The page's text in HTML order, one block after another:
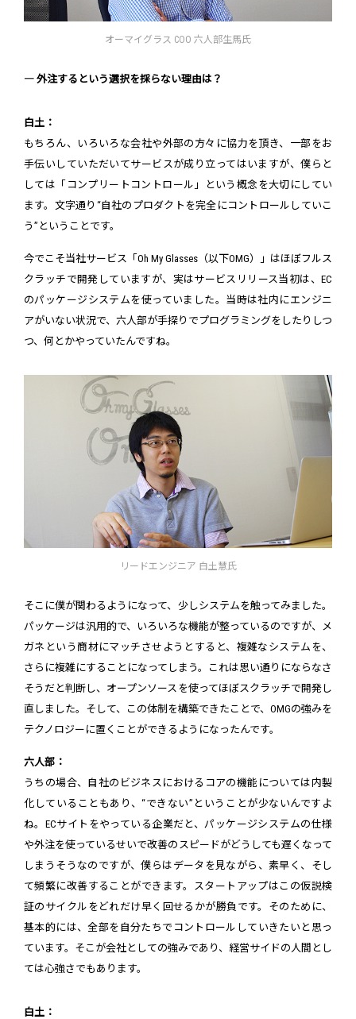
オーマイグラス COO 六人部生馬氏
― 外注するという選択を採らない理由は？
白土：
もちろん、いろいろな会社や外部の方々に協力を頂き、一部をお
手伝いしていただいてサービスが成り立ってはいますが、僕らと
しては「コンプリートコントロール」という概念を大切にしてい
ます。文字通り“自社のプロダクトを完全にコントロールしていこ
う”ということです。
今でこそ当社サービス「Oh My Glasses（以下OMG）」はほぼフルス
クラッチで開発していますが、実はサービスリリース当初は、EC
のパッケージシステムを使っていました。当時は社内にエンジニ
アがいない状況で、六人部が手探りでプログラミングをしたりしつ
つ、何とかやっていたんですね。
リードエンジニア 白土慧氏
そこに僕が関わるようになって、少しシステムを触ってみました。
パッケージは汎用的で、いろいろな機能が整っているのですが、メ
ガネという商材にマッチさせようとすると、複雑なシステムを、
さらに複雑にすることになってしまう。これは思い通りにならなさ
そうだと判断し、オープンソースを使ってほぼスクラッチで開発し
直しました。そして、この体制を構築できたことで、OMGの強みを
テクノロジーに置くことができるようになったんです。
六人部：
うちの場合、自社のビジネスにおけるコアの機能については内製
化していることもあり、“できない”ということが少ないんですよ
ね。ECサイトをやっている企業だと、パッケージシステムの仕様
や外注を使っているせいで改善のスピードがどうしても遅くなって
しまうそうなのですが、僕らはデータを見ながら、素早く、そし
て頻繁に改善することができます。スタートアップはこの仮説検
証のサイクルをどれだけ早く回せるかが勝負です。そのために、
基本的には、全部を自分たちでコントロールしていきたいと思っ
ています。そこが会社としての強みであり、経営サイドの人間とし
ては心強さでもあります。
白土：